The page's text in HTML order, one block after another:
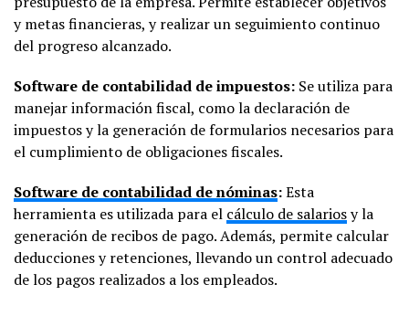
y metas financieras, y realizar un seguimiento continuo
del progreso alcanzado.
Software de contabilidad de impuestos: Se utiliza para
manejar información fiscal, como la declaración de
impuestos y la generación de formularios necesarios para
el cumplimiento de obligaciones fiscales.
Software de contabilidad de nóminas:Esta
herramienta es utilizada para el cálculo de salariosy la
generación de recibos de pago. Además, permite calcular
deducciones y retenciones, llevando un control adecuado
de los pagos realizados a los empleados.